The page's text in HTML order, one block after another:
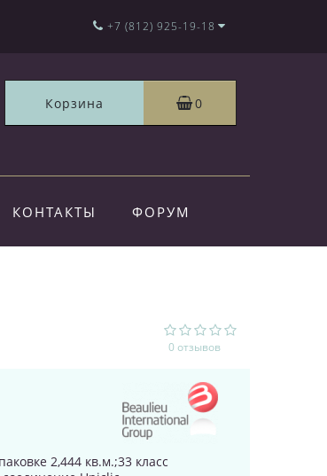
+7 (812) 925-19-18
Корзина 0
КОНТАКТЫ ФОРУМ
0 отзывов
2,444 кв.м.;33 класс